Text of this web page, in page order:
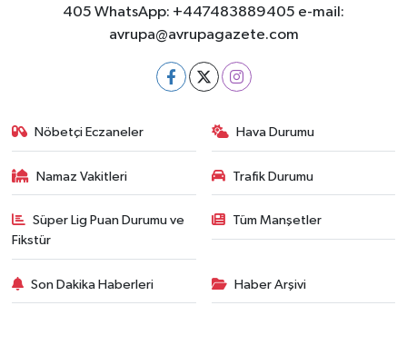
405 WhatsApp: +447483889405 e-mail:
avrupa@avrupagazete.com
Nöbetçi Eczaneler Hava Durumu
Namaz Vakitleri Trafik Durumu
Süper Lig Puan Durumu ve
Fikstür
Tüm Manşetler
Son Dakika Haberleri Haber Arşivi